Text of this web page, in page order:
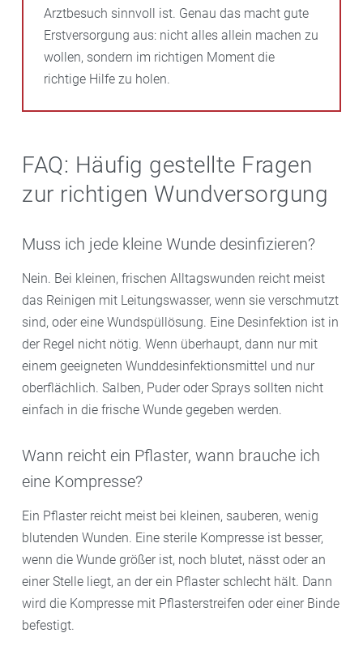
Arztbesuch sinnvoll ist. Genau das macht gute
Erstversorgung aus: nicht alles allein machen zu
wollen, sondern im richtigen Moment die
richtige Hilfe zu holen.
FAQ: Häufig gestellte Fragen
zur richtigen Wundversorgung
Muss ich jede kleine Wunde desinfizieren?
Nein. Bei kleinen, frischen Alltagswunden reicht meist
das Reinigen mit Leitungswasser, wenn sie verschmutzt
sind, oder eine Wundspüllösung. Eine Desinfektion ist in
der Regel nicht nötig. Wenn überhaupt, dann nur mit
einem geeigneten Wunddesinfektionsmittel und nur
oberflächlich. Salben, Puder oder Sprays sollten nicht
einfach in die frische Wunde gegeben werden.
Wann reicht ein Pflaster, wann brauche ich
eine Kompresse?
Ein Pflaster reicht meist bei kleinen, sauberen, wenig
blutenden Wunden. Eine sterile Kompresse ist besser,
wenn die Wunde größer ist, noch blutet, nässt oder an
einer Stelle liegt, an der ein Pflaster schlecht hält. Dann
wird die Kompresse mit Pflasterstreifen oder einer Binde
befestigt.